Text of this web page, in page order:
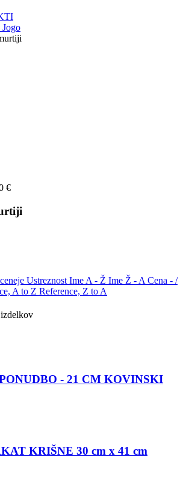
€
Ustreznost Ime A - Ž Ime Ž - A Cena - /
A to Z Reference, Z to A
- 21 CM KOVINSKI
KRIŠNE 30 cm x 41 cm